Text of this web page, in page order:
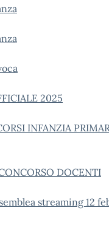
2025
INFANZIA
DOCENTI
streaming 12